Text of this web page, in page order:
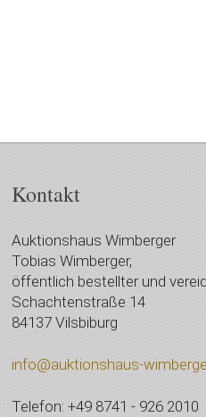
Kontakt
Auktionshaus Wimberger
Tobias Wimberger,
öffentlich bestellter und
Schachtenstraße 14
84137 Vilsbiburg
info@auktionshaus-
Telefon: +49 8741 - 926 2010